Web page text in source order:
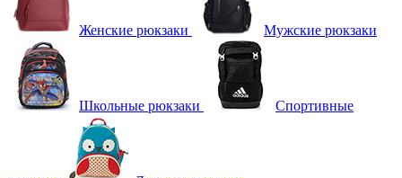
Женские рюкзаки Мужские рюкзаки
Школьные рюкзаки Спортивные